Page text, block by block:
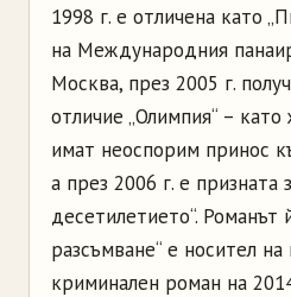
1998 г. е отличена като
на Международния
Москва, през 2005 г.
отличие „Олимпия“ –
имат неоспорим принос
а през 2006 г. е призната
десетилетието“. Романът
разсъмване“ е носител на
криминален роман на